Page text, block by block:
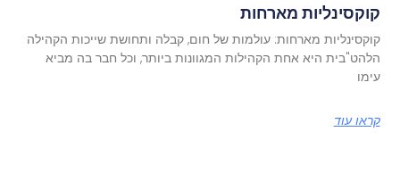
קוקסינליות מארחות
קוקסינליות מארחות: עולמות של חום, קבלה ותחושת שייכות הקהילה
הלהט"בית היא אחת הקהילות המגוונות ביותר, וכל חבר בה מביא
עימו
קראו עוד